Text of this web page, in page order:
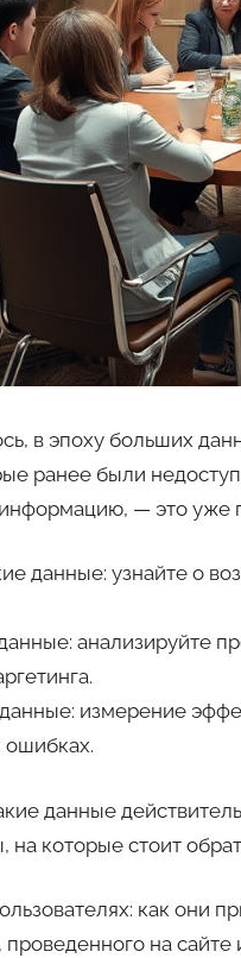
в эпоху больших
ранее были
— это уже
данные: узнайте о
анализируйте
измерение
ошибках.
данные
на которые стоит
как они
на сайте